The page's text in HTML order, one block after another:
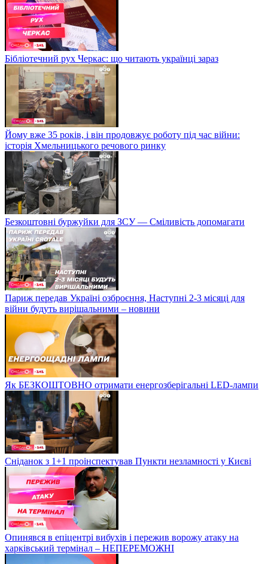
Бібліотечний рух Черкас: що читають українці зараз
Йому вже 35 років, і він продовжує роботу під час війни:
історія Хмельницького речового ринку
Безкоштовні буржуйки для ЗСУ — Сміливість допомагати
Париж передав Україні озброєння, Наступні 2-3 місяці для
війни будуть вирішальними – новини
Як БЕЗКОШТОВНО отримати енергозберігальні LED-лампи
Сніданок з 1+1 проінспектував Пункти незламності у Києві
Опинявся в епіцентрі вибухів і пережив ворожу атаку на
харківський термінал – НЕПЕРЕМОЖНІ